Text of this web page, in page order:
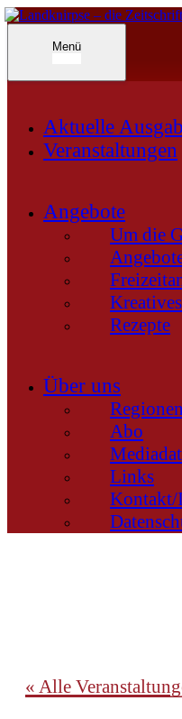
Inhalte
überspringen
Menü
Aktuelle
Veranstaltungen
Angebote
Um die
Kreatives
Rezepte
Über uns
Regionen
Abo
Links
Kontakt/
« Alle